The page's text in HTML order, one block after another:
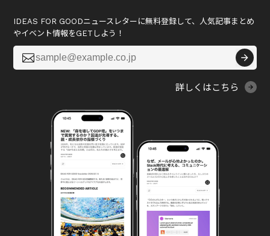
IDEAS FOR GOODニュースレターに無料登録して、人気記事まとめ
やイベント情報をGETしよう！

詳しくはこちら